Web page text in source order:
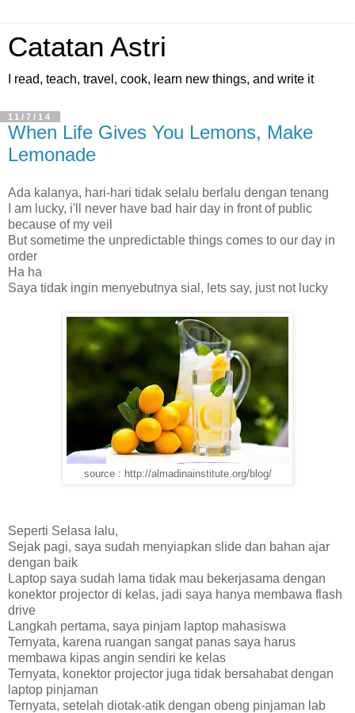
Catatan Astri
I read, teach, travel, cook, learn new things, and write it
11/7/14
When Life Gives You Lemons, Make
Lemonade
Ada kalanya, hari-hari tidak selalu berlalu dengan tenang
I am lucky, i'll never have bad hair day in front of public
because of my veil
But sometime the unpredictable things comes to our day in
order
Ha ha
Saya tidak ingin menyebutnya sial, lets say, just not lucky
source : http://almadinainstitute.org/blog/
Seperti Selasa lalu,
Sejak pagi, saya sudah menyiapkan slide dan bahan ajar
dengan baik
Laptop saya sudah lama tidak mau bekerjasama dengan
konektor projector di kelas, jadi saya hanya membawa flash
drive
Langkah pertama, saya pinjam laptop mahasiswa
Ternyata, karena ruangan sangat panas saya harus
membawa kipas angin sendiri ke kelas
Ternyata, konektor projector juga tidak bersahabat dengan
laptop pinjaman
Ternyata, setelah diotak-atik dengan obeng pinjaman lab